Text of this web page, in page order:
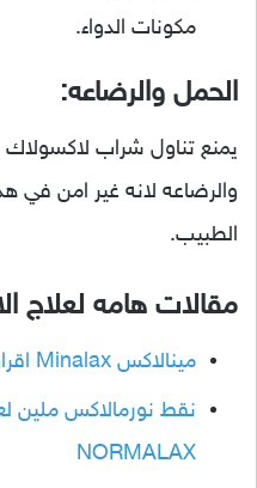
مكونات الدواء.
الحمل والرضاعه:
والرضاعه لانه غير امن في
الطبيب.
مقالات هامه لعلاج
مينالاكس Minalax اقراص ملينة لعلاج الامساك
نقط نورمالاكس ملين
NORMALAX